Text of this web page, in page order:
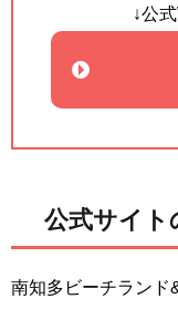
↓公
公式サイト
南知多ビーチランド